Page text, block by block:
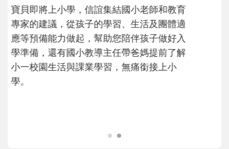
不同模樣
沒有人天生就擅長當爸爸！男人總是在一次
次「前所未有」的體驗中，跟著孩子一起長
大。從給予安全感的肢體遊戲，到獨立自
主、角色認同及解決問題的能力養成。爸爸